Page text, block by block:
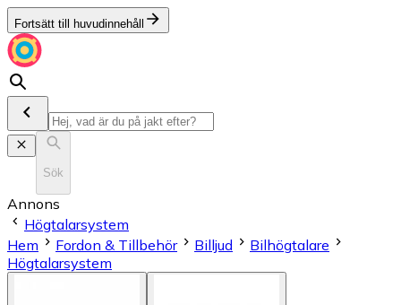
Fortsätt till huvudinnehåll
Sök
Annons
Högtalarsystem
Hem
Fordon & Tillbehör Billjud
Bilhögtalare
Högtalarsystem